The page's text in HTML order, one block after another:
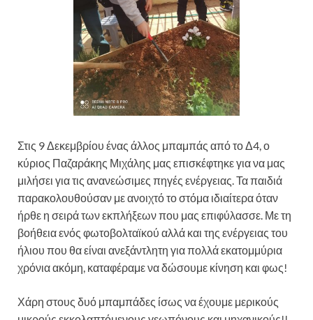
Στις 9 Δεκεμβρίου ένας άλλος μπαμπάς από το Δ4, ο
κύριος Παζαράκης Μιχάλης μας επισκέφτηκε για να μας
μιλήσει για τις ανανεώσιμες πηγές ενέργειας. Τα παιδιά
παρακολουθούσαν με ανοιχτό το στόμα ιδιαίτερα όταν
ήρθε η σειρά των εκπλήξεων που μας επιφύλασσε. Με τη
βοήθεια ενός φωτοβολταϊκού αλλά και της ενέργειας του
ήλιου που θα είναι ανεξάντλητη για πολλά εκατομμύρια
χρόνια ακόμη, καταφέραμε να δώσουμε κίνηση και φως!
Χάρη στους δυό μπαμπάδες ίσως να έχουμε μερικούς